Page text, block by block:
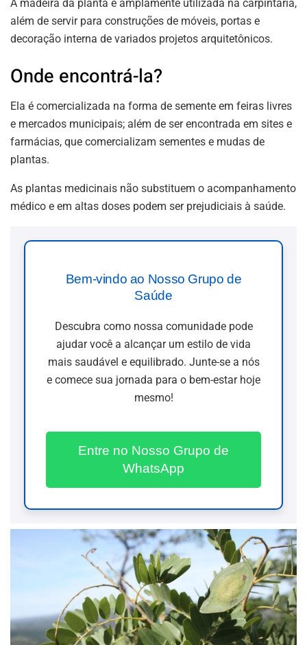
A madeira da planta é amplamente utilizada na carpintaria,
além de servir para construções de móveis, portas e
decoração interna de variados projetos arquitetônicos.
Onde encontrá-la?
Ela é comercializada na forma de semente em feiras livres
e mercados municipais; além de ser encontrada em sites e
farmácias, que comercializam sementes e mudas de
plantas.
As plantas medicinais não substituem o acompanhamento
médico e em altas doses podem ser prejudiciais à saúde.
Bem-vindo ao Nosso Grupo de
Saúde
Descubra como nossa comunidade pode
ajudar você a alcançar um estilo de vida
mais saudável e equilibrado. Junte-se a nós
e comece sua jornada para o bem-estar hoje
mesmo!
Entre no Nosso Grupo de
WhatsApp